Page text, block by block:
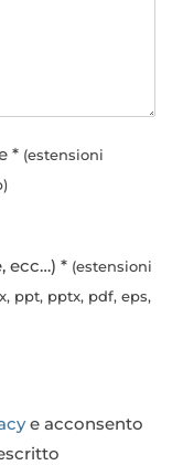
* (estensioni
ecc…) * (estensioni
ppt, pptx, pdf, eps,
e acconsento